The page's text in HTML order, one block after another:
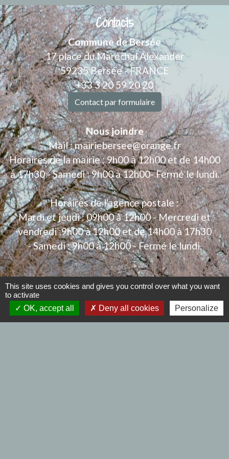
Contacts
Commune de Bersée
17 place du Maréchal Alexander
59235 Bersée - FRANCE
+33 3 20 59 20 20
Contact par formulaire
Nous joindre
Mail : mairiebersee@orange.fr
Horaires de la mairie : 9h00 à 12h00 et de 14h00
à 17h30 - Samedi : 9h00 à 12h00- Fermé le lundi.
.
Horaires de l'agence postale :
Mardi et jeudi : 09h00 à 12h00 - Mercredi et
vendredi :9h00 à 12h00 et de 14h00 à 17h30
- Samedi : 9h00 à 12h00 - Fermé le lundi.
Liens
Se déplacer à BERSEE
This site uses cookies and gives you control over what you want
to activate
OK, accept all
Deny all cookies Personalize